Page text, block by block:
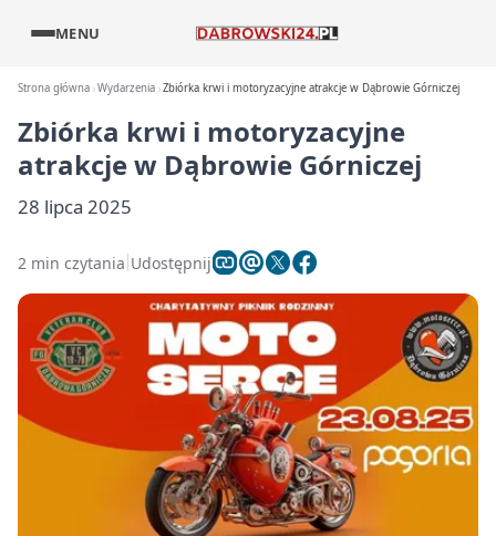
MENU
Strona główna Wydarzenia Zbiórka krwi i motoryzacyjne atrakcje w Dąbrowie Górniczej
Zbiórka krwi i motoryzacyjne
atrakcje w Dąbrowie Górniczej
28 lipca 2025
2 min czytania Udostępnij